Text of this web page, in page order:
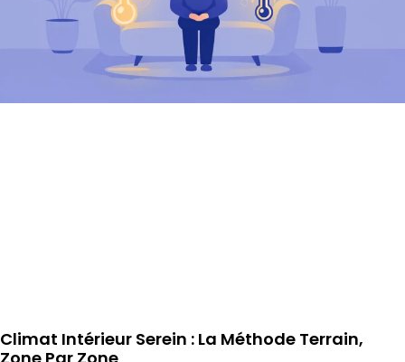
Climat Intérieur Serein : La Méthode Terrain,